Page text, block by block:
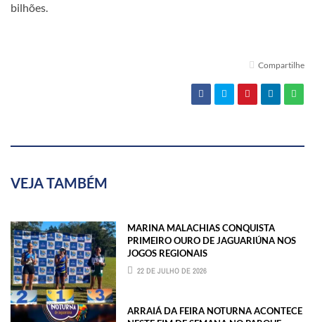
bilhões.
Compartilhe
VEJA TAMBÉM
MARINA MALACHIAS CONQUISTA
PRIMEIRO OURO DE JAGUARIÚNA NOS
JOGOS REGIONAIS
22 DE JULHO DE 2026
ARRAIÁ DA FEIRA NOTURNA ACONTECE